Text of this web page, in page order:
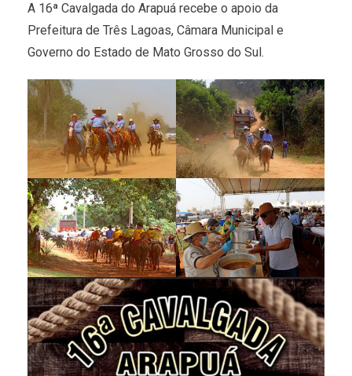
A 16ª Cavalgada do Arapuá recebe o apoio da
Prefeitura de Três Lagoas, Câmara Municipal e
Governo do Estado de Mato Grosso do Sul.